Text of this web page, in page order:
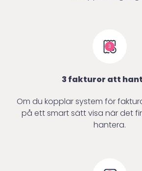
3
3 fakturor att
Om du kopplar system för
på ett smart sätt visa när det
hantera.